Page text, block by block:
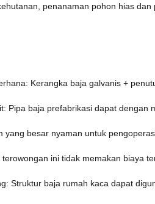
penanaman pohon hias dan
Kerangka baja galvanis +
Pipa baja prefabrikasi dapat dengan
yang besar nyaman untuk
ini tidak memakan biaya
Struktur baja rumah kaca dapat